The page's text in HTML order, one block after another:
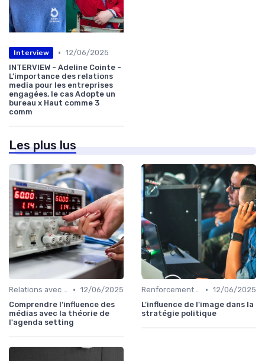
Interview • 12/06/2025
INTERVIEW - Adeline Cointe -
L’importance des relations
media pour les entreprises
engagées, le cas Adopte un
bureau x Haut comme 3
comm
Les plus lus
Relations avec les médias • 12/06/2025
Comprendre l'influence des
médias avec la théorie de
l'agenda setting
Renforcement de marque • 12/06/2025
L'influence de l'image dans la
stratégie politique